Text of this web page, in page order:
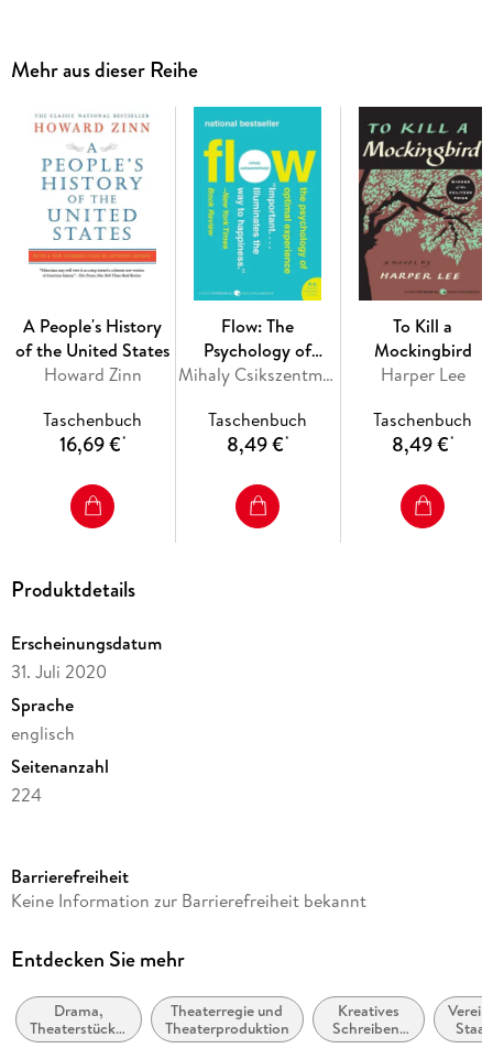
circle of life portrayed in each of the three acts--childhood,
adulthood, and death--is fully realized.
Widely considered one of the greatest American plays of all
time, Our Town debuted on Broadway in 1938 and continues
to be performed daily on stages around the world. This
special edition includes an afterword by Wilder's nephew,
Tappan Wilder, with illuminating documentary material about
the playwright and his most famous drama.
Mehr aus dieser Reihe
A People's History
of the United States
Howard Zinn
Taschenbuch
16,69 €*
Flow: The
Psychology of
Optimal Experience
Mihaly Csikszentmihalyi
Taschenbuch
8,49 €*
To Kill a
Mockingbird
Harper Lee
Taschenbuch
8,49 €*
Produktdetails
Erscheinungsdatum
31. Juli 2020
Sprache
englisch
Seitenanzahl
224
Autor/Autorin
Verlag/Hersteller
Produktart
kartoniert
Barrierefreiheit
Keine Information zur Barrierefreiheit bekannt
Entdecken Sie mehr
Drama,
Theaterstücke,
Drehbücher
Theaterregie und
Theaterproduktion
Kreatives
Schreiben,
Handbücher
von